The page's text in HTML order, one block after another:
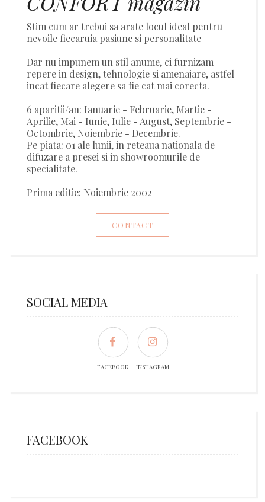
Stim cum ar trebui sa arate locul ideal pentru
nevoile fiecaruia pasiune si personalitate
Dar nu impunem un stil anume, ci furnizam
repere in design, tehnologie si amenajare, astfel
incat fiecare alegere sa fie cat mai corecta.
6 aparitii/an: Ianuarie - Februarie, Martie -
Aprilie, Mai - Iunie, Iulie - August, Septembrie -
Octombrie, Noiembrie - Decembrie.
Pe piata: 01 ale lunii, in reteaua nationala de
difuzare a presei si in showroomurile de
specialitate.
Prima editie: Noiembrie 2002
CONTACT
SOCIAL MEDIA
FACEBOOK INSTAGRAM
FACEBOOK